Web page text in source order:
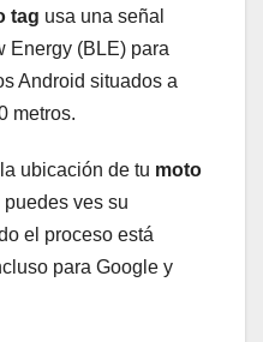
tag usa una señal
Energy (BLE) para
Android situados a
metros.
ubicación de tu moto
ves su
el proceso está
para Google y